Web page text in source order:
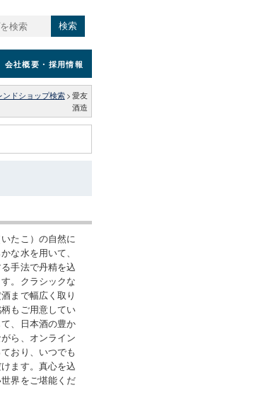
検索
会社概要 ・採用情報
ンドショップ検索 > 愛友
酒造
たこ）の自然に
な水を用いて、
手法で丹精を込
。クラシックな
まで幅広く取り
もご用意してい
、日本酒の豊か
ら、オンライン
おり、いつでも
ます。真心を込
界をご堪能くだ